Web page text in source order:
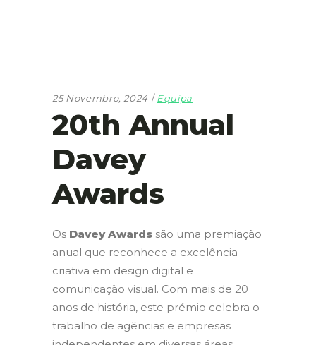
25 Novembro, 2024 Equipa
20th Annual
Davey
Awards
Os Davey Awards são uma premiação
anual que reconhece a excelência
criativa em design digital e
comunicação visual. Com mais de 20
anos de história, este prémio celebra o
trabalho de agências e empresas